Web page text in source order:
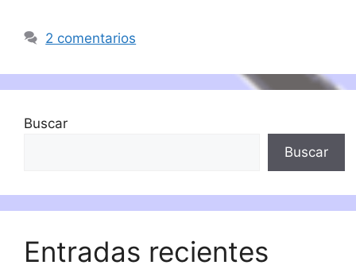
2 comentarios
Buscar
Buscar
Entradas recientes